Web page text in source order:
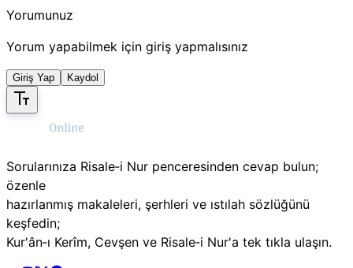
Yorumunuz
Yorum yapabilmek için giriş yapmalısınız
Giriş Yap Kaydol
Sorularınıza Risale‑i Nur penceresinden cevap bulun;
özenle
hazırlanmış makaleleri, şerhleri ve ıstılah sözlüğünü
keşfedin;
Kur'ân‑ı Kerîm, Cevşen ve Risale‑i Nur'a tek tıkla ulaşın.